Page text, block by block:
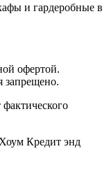
и гардеробные в
офертой.
запрещено.
Кредит энд